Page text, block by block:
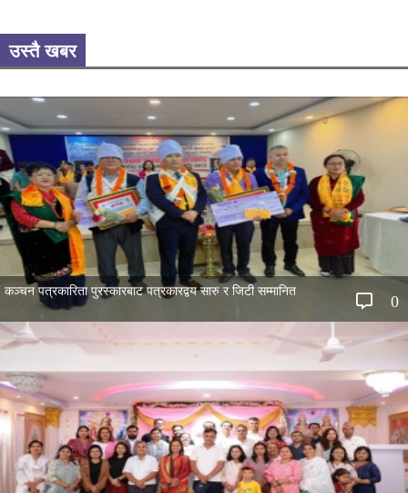
उस्तै खबर
0
कञ्चन पत्रकारिता पुरस्कारबाट पत्रकारद्वय सारु र जिटी सम्मानित